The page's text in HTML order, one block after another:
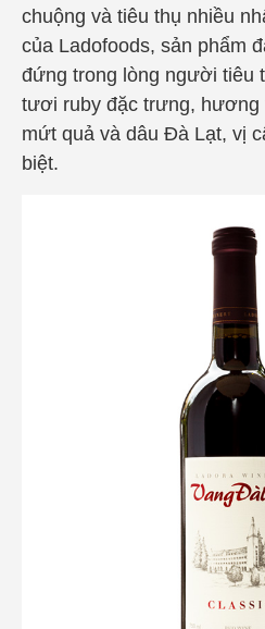
chuộng và tiêu thụ nhiều
của Ladofoods, sản phẩm
đứng trong lòng người tiêu
tươi ruby đặc trưng, hương
mứt quả và dâu Đà Lạt, vị
biệt.